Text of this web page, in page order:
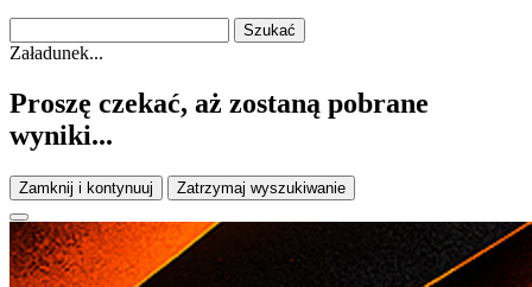
Załadunek...
Proszę czekać, aż zostaną pobrane
wyniki...
Zamknij i kontynuuj Zatrzymaj wyszukiwanie